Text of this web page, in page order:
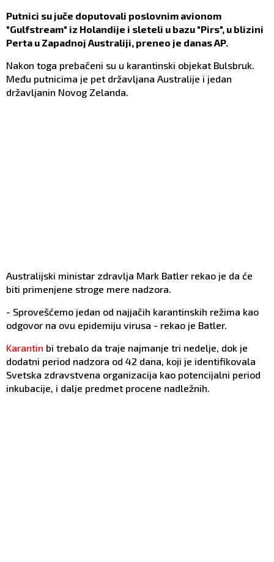
Putnici su juče doputovali poslovnim avionom
"Gulfstream" iz Holandije i sleteli u bazu "Pirs", u blizini
Perta u Zapadnoj Australiji, preneo je danas AP.
Nakon toga prebačeni su u karantinski objekat Bulsbruk.
Među putnicima je pet državljana Australije i jedan
državljanin Novog Zelanda.
Australijski ministar zdravlja Mark Batler rekao je da će
biti primenjene stroge mere nadzora.
- Sprovešćemo jedan od najjačih karantinskih režima kao
odgovor na ovu epidemiju virusa - rekao je Batler.
Karantin bi trebalo da traje najmanje tri nedelje, dok je
dodatni period nadzora od 42 dana, koji je identifikovala
Svetska zdravstvena organizacija kao potencijalni period
inkubacije, i dalje predmet procene nadležnih.